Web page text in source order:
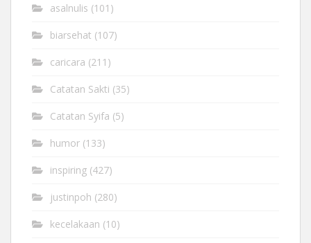
asalnulis (101)
biarsehat (107)
caricara (211)
Catatan Sakti (35)
Catatan Syifa (5)
humor (133)
inspiring (427)
justinpoh (280)
kecelakaan (10)